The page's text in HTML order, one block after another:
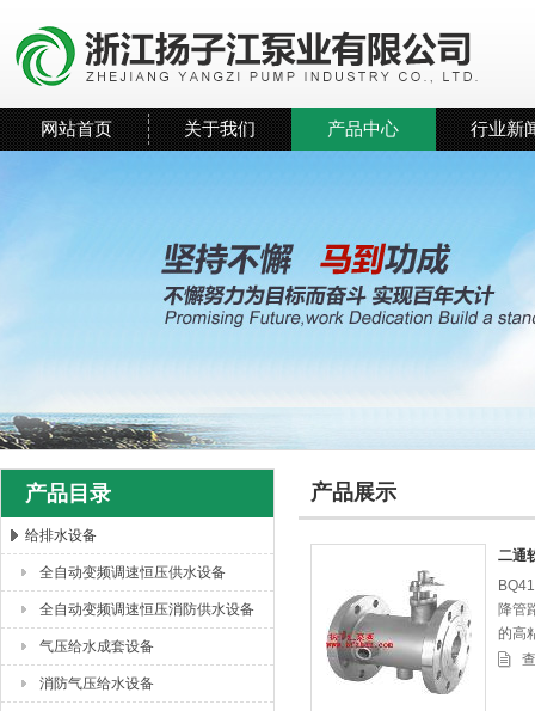
浙江扬子江泵业有限公司
网站首页 关于我们 产品中心 行业新
产品目录
给排水设备
全自动变频调速恒压供水设备
全自动变频调速恒压消防供水设备
气压给水成套设备
消防气压给水设备
产品展示
二通
降管
的高